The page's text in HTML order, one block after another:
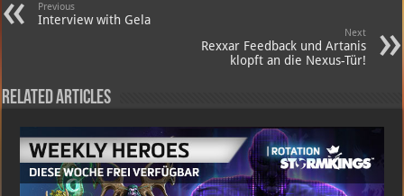
Previous
Interview with Gela
Next
Rexxar Feedback und Artanis
klopft an die Nexus-Tür!
Related Articles